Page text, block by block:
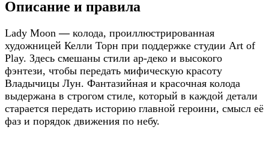
Описание и правила
Lady Moon — колода, проиллюстрированная
художницей Келли Торн при поддержке студии Art of
Play. Здесь смешаны стили ар-деко и высокого
фэнтези, чтобы передать мифическую красоту
Владычицы Лун. Фантазийная и красочная колода
выдержана в строгом стиле, который в каждой детали
старается передать историю главной героини, смысл её
фаз и порядок движения по небу.